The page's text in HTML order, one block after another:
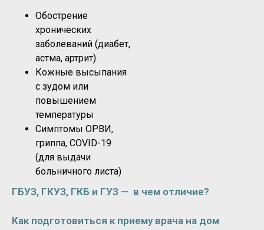
Обострение
хронических
заболеваний (диабет,
астма, артрит)
Кожные высыпания
с зудом или
повышением
температуры
Симптомы ОРВИ,
гриппа, COVID-19
(для выдачи
больничного листа)
ГБУЗ, ГКУЗ, ГКБ и ГУЗ — в чем отличие?
Как подготовиться к приему врача на дом